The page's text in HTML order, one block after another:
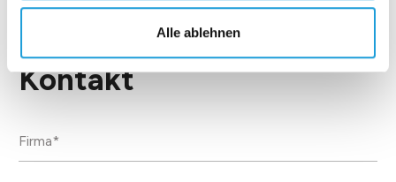
Alle ablehnen
Kontakt